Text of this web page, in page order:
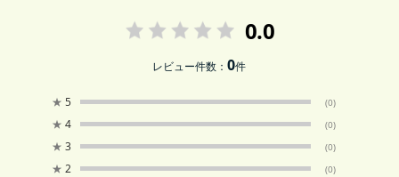
0.0
レビュー件数：0件
★ 5 (0)
★ 4 (0)
★ 3 (0)
★ 2 (0)